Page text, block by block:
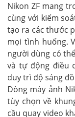
Nikon ZF mang
cùng với kiểm
tạo ra các thước
mọi tình huống.
người dùng có
và tự động điều
duy trì độ sáng
Dòng máy ảnh
tùy chọn về
cầu quay video